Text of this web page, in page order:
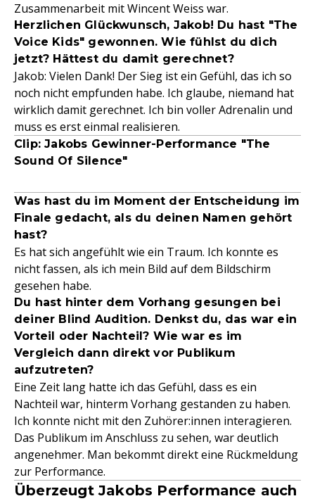
Zusammenarbeit mit Wincent Weiss war.
Herzlichen Glückwunsch, Jakob! Du hast "The
Voice Kids" gewonnen. Wie fühlst du dich
jetzt? Hättest du damit gerechnet?
Jakob: Vielen Dank! Der Sieg ist ein Gefühl, das ich so
noch nicht empfunden habe. Ich glaube, niemand hat
wirklich damit gerechnet. Ich bin voller Adrenalin und
muss es erst einmal realisieren.
Clip: Jakobs Gewinner-Performance "The
Sound Of Silence"
Was hast du im Moment der Entscheidung im
Finale gedacht, als du deinen Namen gehört
hast?
Es hat sich angefühlt wie ein Traum. Ich konnte es
nicht fassen, als ich mein Bild auf dem Bildschirm
gesehen habe.
Du hast hinter dem Vorhang gesungen bei
deiner Blind Audition. Denkst du, das war ein
Vorteil oder Nachteil? Wie war es im
Vergleich dann direkt vor Publikum
aufzutreten?
Eine Zeit lang hatte ich das Gefühl, dass es ein
Nachteil war, hinterm Vorhang gestanden zu haben.
Ich konnte nicht mit den Zuhörer:innen interagieren.
Das Publikum im Anschluss zu sehen, war deutlich
angenehmer. Man bekommt direkt eine Rückmeldung
zur Performance.
Überzeugt Jakobs Performance auch